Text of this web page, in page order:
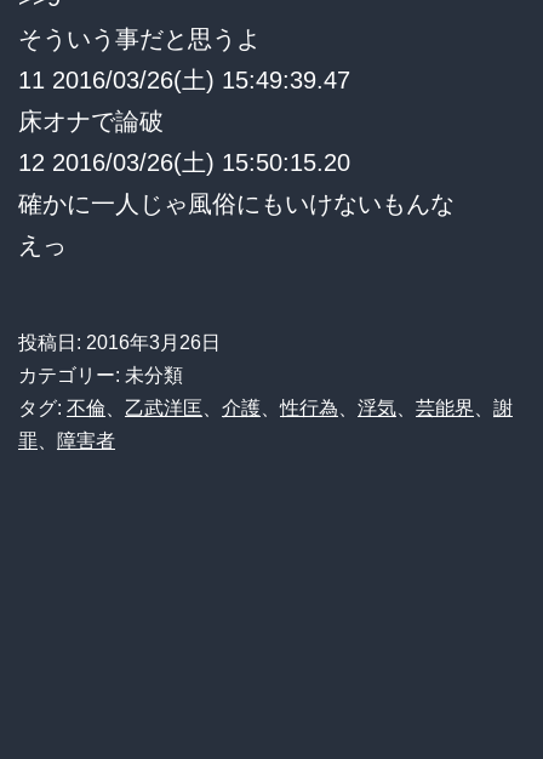
そういう事だと思うよ
11 2016/03/26(土) 15:49:39.47
床オナで論破
12 2016/03/26(土) 15:50:15.20
確かに一人じゃ風俗にもいけないもんな
えっ
投稿日: 2016年3月26日
カテゴリー: 未分類
タグ: 不倫 乙武洋匡 介護 、性行為 浮気 芸能界
謝
罪
障害者